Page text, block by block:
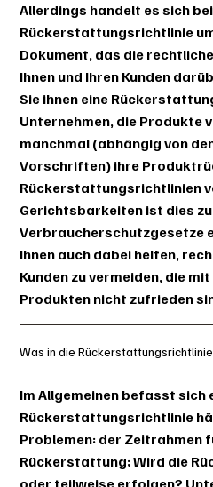
Allerdings handelt es sich
Rückerstattungsrichtlinie
Dokument, das die
Ihnen und Ihren Kunden
Sie ihnen eine
Unternehmen, die Produkte
manchmal (abhängig von
Vorschriften) ihre
Rückerstattungsrichtlinien
Gerichtsbarkeiten ist dies
Verbraucherschutzgesetze
Ihnen auch dabei helfen,
Kunden zu vermeiden, die
Produkten nicht zufrieden
Was in die
Im Allgemeinen befasst sich
Rückerstattungsrichtlinie
Problemen: der Zeitrahmen
Rückerstattung; Wird die